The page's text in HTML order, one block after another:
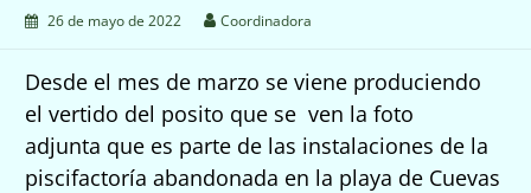
26 de mayo de 2022 Coordinadora
Desde el mes de marzo se viene produciendo
el vertido del posito que se ven la foto
adjunta que es parte de las instalaciones de la
piscifactoría abandonada en la playa de Cuevas